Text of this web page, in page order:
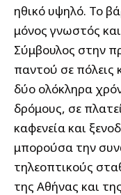
ηθικό υψηλό. Το
μόνος γνωστός
Σύμβουλος στην
παντού σε πόλεις
δύο ολόκληρα
δρόμους, σε
καφενεία και
μπορούσα την
τηλεοπτικούς
της Αθήνας και